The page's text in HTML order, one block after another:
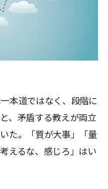
本道ではなく、段階に
、矛盾する教えが両立
た。「質が大事」「量
えるな、感じろ」はい